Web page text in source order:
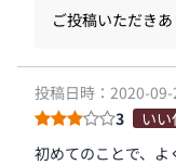
ご投稿いただき
投稿日時：2020-
3
い
初めてのことで、